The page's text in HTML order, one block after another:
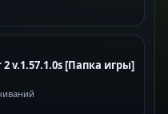
v.1.57.1.0s [Папка игры]